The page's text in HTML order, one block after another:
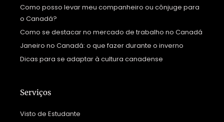
Como posso levar meu companheiro ou cônjuge para
o Canadá?
Como se destacar no mercado de trabalho no Canadá
Janeiro no Canadá: o que fazer durante o inverno
Dicas para se adaptar à cultura canadense
Serviços
Visto de Estudante